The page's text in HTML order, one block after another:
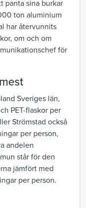
panta sina burkar
ton aluminium
har återvunnits
om och om
för
Sveriges län,
PET-flaskor per
Strömstad också
per person,
andelen
står för den
jämfört med
per person.